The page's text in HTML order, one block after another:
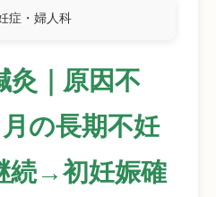
症・婦人科
灸｜原因不
の長期不妊
続→初妊娠確